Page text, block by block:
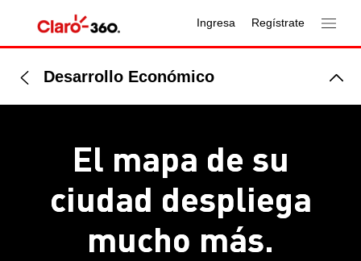
Ingresa Regístrate
Desarrollo Económico
El mapa de su
ciudad despliega
mucho más.